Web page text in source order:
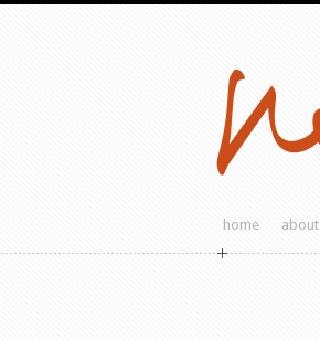
home about